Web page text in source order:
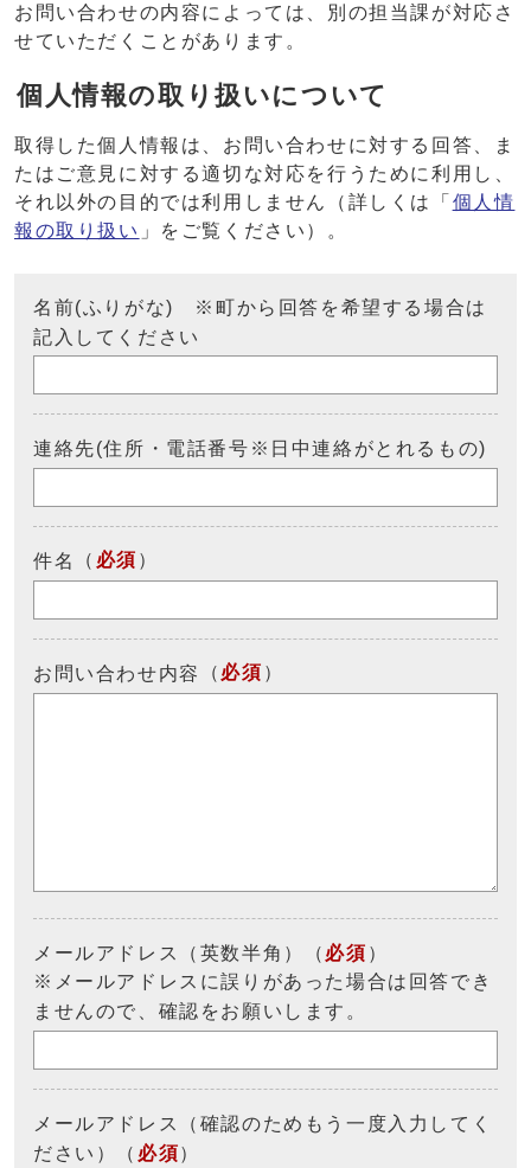
お問い合わせの内容によっては、別の担当課が対応さ
せていただくことがあります。
個人情報の取り扱いについて
取得した個人情報は、お問い合わせに対する回答、ま
たはご意見に対する適切な対応を行うために利用し、
それ以外の目的では利用しません（詳しくは「 個人情
報の取り扱い 」をご覧ください）。
名前(ふりがな) ※町から回答を希望する場合は
記入してください
連絡先(住所・電話番号※日中連絡がとれるもの)
件名 （ 必須 ）
お問い合わせ内容 （ 必須 ）
メールアドレス（英数半角）（ 必須 ）
※メールアドレスに誤りがあった場合は回答でき
ませんので、確認をお願いします。
メールアドレス（確認のためもう一度入力してく
ださい）（ 必須）